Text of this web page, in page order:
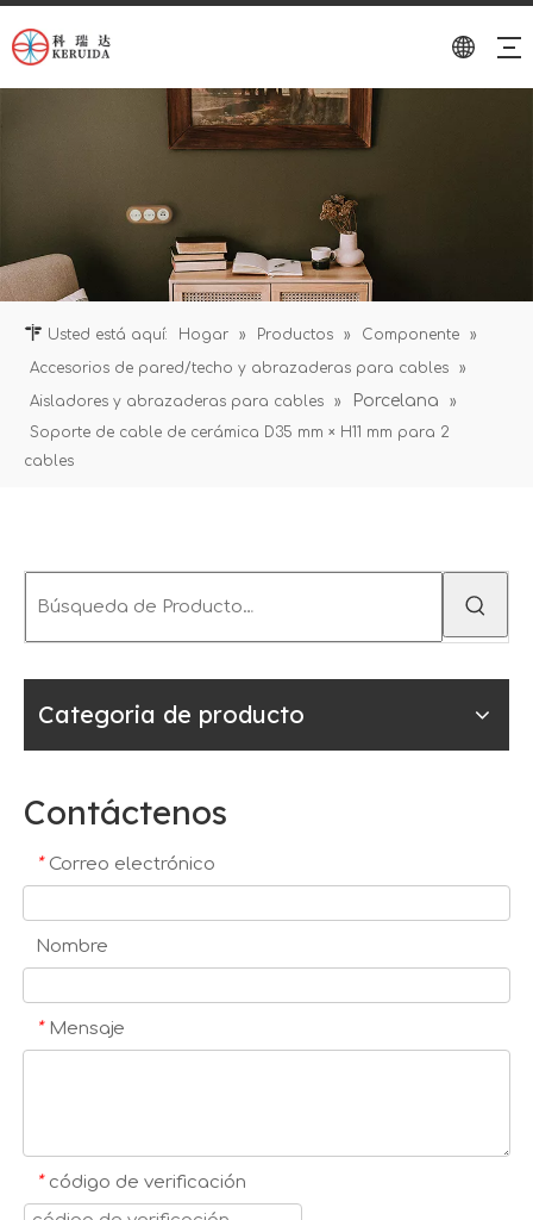
Usted está aquí: Hogar » Productos » Componente
»
Accesorios de pared/techo y abrazaderas para cables
»
Aisladores y abrazaderas para cables
» Porcelana
»
Soporte de cable de cerámica D35 mm × H11 mm para 2
cables
Categoria de producto
Contáctenos
* Correo electrónico
Nombre
* Mensaje
* código de verificación